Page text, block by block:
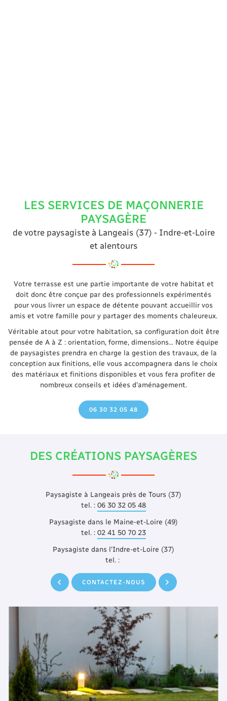
AMÉNAGEMENT
VERTS
RÉALISATIONS
AVIS
CONTACT
Anjou Touraine
INSCRIPTION
LES SERVICES DE MAÇONNERIE
PAYSAGÈRE
de votre paysagiste à Langeais (37) - Indre-et-Loire
et alentours
Votre terrasse est une partie importante de votre habitat et
doit donc être conçue par des professionnels expérimentés
pour vous livrer un espace de détente pouvant accueillir vos
amis et votre famille pour y partager des moments chaleureux.
Véritable atout pour votre habitation, sa configuration doit être
pensée de A à Z : orientation, forme, dimensions... Notre équipe
de paysagistes prendra en charge la gestion des travaux, de la
conception aux finitions, elle vous accompagnera dans le choix
des matériaux et finitions disponibles et vous fera profiter de
nombreux conseils et idées d’aménagement.
06 30 32 05 48
DES CRÉATIONS PAYSAGÈRES
Paysagiste à Langeais près de Tours (37)
tel. : 06 30 32 05 48
Paysagiste dans le Maine-et-Loire (49)
tel. : 02 41 50 70 23
Paysagiste dans l'Indre-et-Loire (37)
tel. :
CONTACTEZ-NOUS